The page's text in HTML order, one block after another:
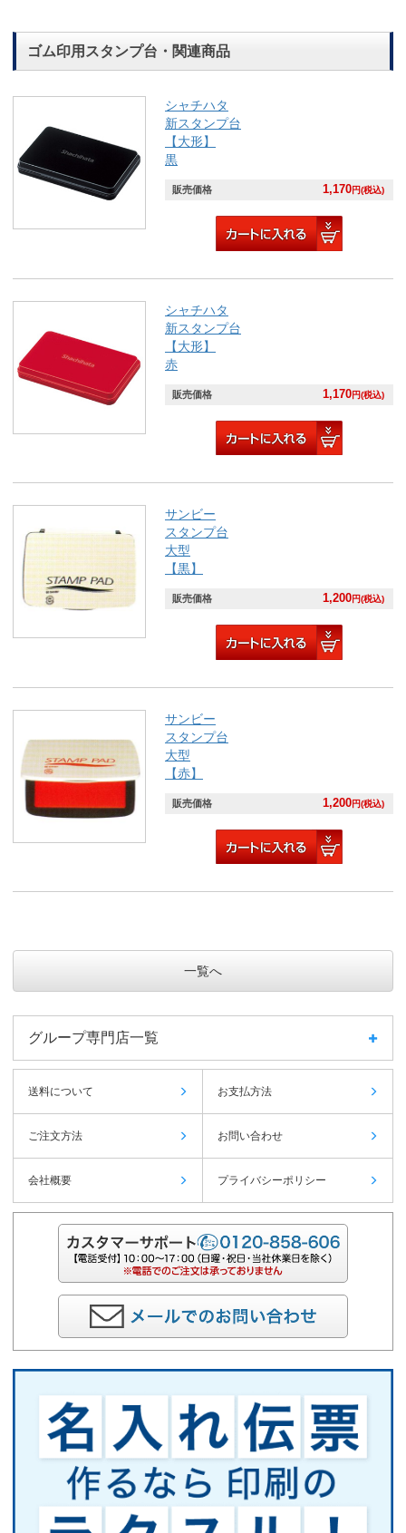
ゴム印用スタンプ台・関連商品
シャチハタ
新スタンプ台
【大形】
黒
販売価格 1,170円(税込)
シャチハタ
新スタンプ台
【大形】
赤
販売価格 1,170円(税込)
サンビー
スタンプ台
大型
【黒】
販売価格 1,200円(税込)
サンビー
スタンプ台
大型
【赤】
販売価格 1,200円(税込)
一覧へ
グループ専門店一覧
送料について お支払方法
ご注文方法 お問い合わせ
会社概要 プライバシーポリシー